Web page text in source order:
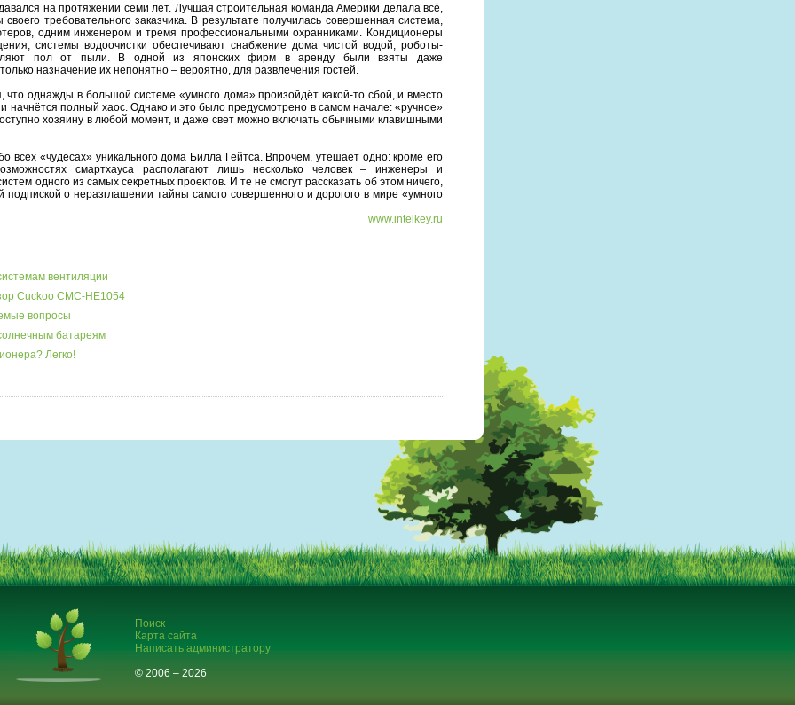
на протяжении семи лет. Лучшая строительная команда Америки делала всё,
требовательного заказчика. В результате получилась совершенная система,
одним инженером и тремя профессиональными охранниками. Кондиционеры
системы водоочистки обеспечивают снабжение дома чистой водой, роботы-
пол от пыли. В одной из японских фирм в аренду были взяты даже
назначение их непонятно – вероятно, для развлечения гостей.
что однажды в большой системе «умного дома» произойдёт какой-то сбой, и вместо
начнётся полный хаос. Однако и это было предусмотрено в самом начале: «ручное»
хозяину в любой момент, и даже свет можно включать обычными клавишными
всех «чудесах» уникального дома Билла Гейтса. Впрочем, утешает одно: кроме его
смартхауса располагают лишь несколько человек – инженеры и
одного из самых секретных проектов. И те не смогут рассказать об этом ничего,
подпиской о неразглашении тайны самого совершенного и дорогого в мире «умного
www.intelkey.ru
вентиляции
Cuckoo CMC-HE1054
вопросы
батареям
Легко!
Поиск
Карта сайта
Написать администратору
© 2006 – 2026